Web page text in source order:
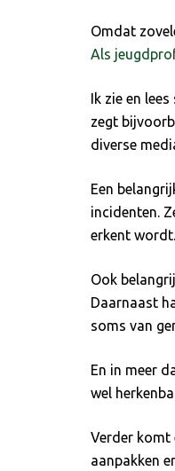
Omdat
Als
Ik zie en
zegt
diverse
Een
incidenten.
erkent wordt.
Ook
Daarnaast
soms van
En in meer
wel
Verder komt
aanpakken